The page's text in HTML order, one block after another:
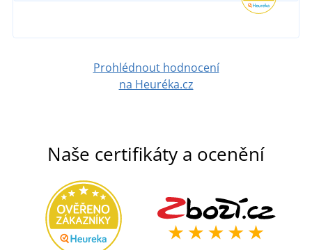
Prohlédnout hodnocení
na Heuréka.cz
Naše certifikáty a ocenění